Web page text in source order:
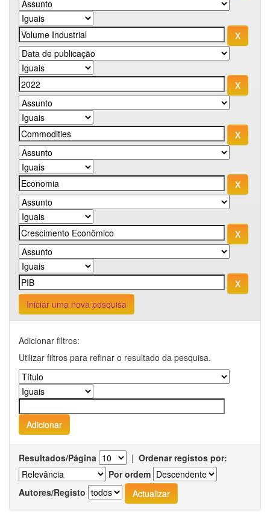
Iniciar uma nova pesquisa
Adicionar filtros:
Utilizar filtros para refinar o resultado da pesquisa.
Resultados/Página | Ordenar registos por:
Por ordem
Autores/Registo